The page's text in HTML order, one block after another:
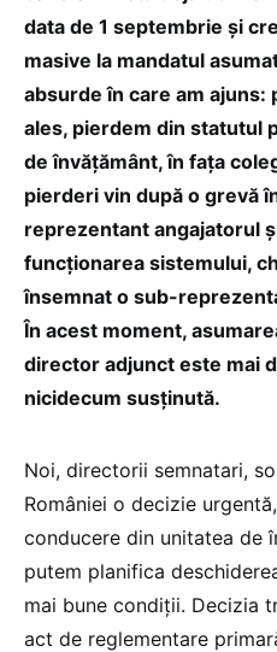
data de 1 septembrie și
masive la mandatul
absurde în care am ajuns:
ales, pierdem din statutul
de învățământ, în fața
pierderi vin după o grevă
reprezentant angajatorul
funcționarea sistemului,
însemnat o sub-
În acest moment,
director adjunct este mai
nicidecum susținută.
Noi, directorii semnatari,
României o decizie
conducere din unitatea de
putem planifica
mai bune condiții. Decizia
act de reglementare